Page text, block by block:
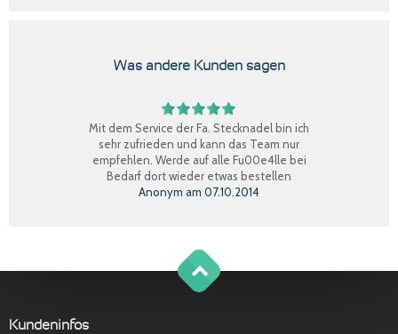
Was andere Kunden sagen
Mit dem Service der Fa. Stecknadel bin ich
sehr zufrieden und kann das Team nur
empfehlen. Werde auf alle Fu00e4lle bei
Bedarf dort wieder etwas bestellen
Anonym am 07.10.2014
Claudia W.am08.09.2014
g
o
t
o
o
Kundeninfos